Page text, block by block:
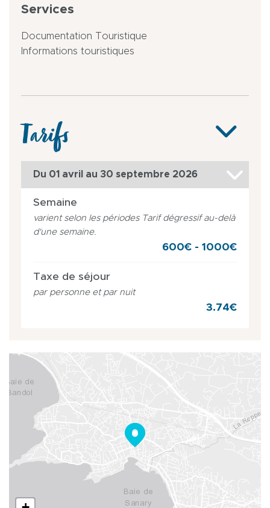
Services
Documentation Touristique
Informations touristiques
Tarifs
Du 01 avril au 30 septembre 2026
Semaine
varient selon les périodes Tarif dégressif au-delà
d'une semaine.
600€ - 1000€
Taxe de séjour
par personne et par nuit
3.74€